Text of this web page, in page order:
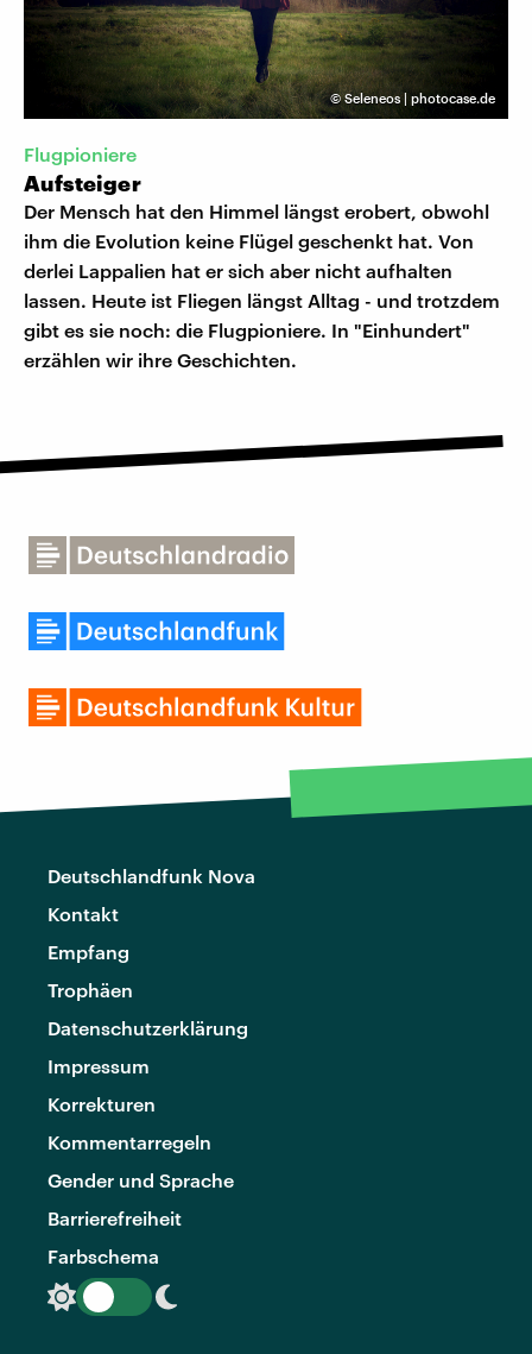
©Seleneos | photocase.de
Flugpioniere
Aufsteiger
Der Mensch hat den Himmel längst erobert, obwohl
ihm die Evolution keine Flügel geschenkt hat. Von
derlei Lappalien hat er sich aber nicht aufhalten
lassen. Heute ist Fliegen längst Alltag - und trotzdem
gibt es sie noch: die Flugpioniere. In "Einhundert"
erzählen wir ihre Geschichten.
Deutschlandfunk Nova
Kontakt
Empfang
Trophäen
Datenschutzerklärung
Impressum
Korrekturen
Kommentarregeln
Gender und Sprache
Barrierefreiheit
Farbschema